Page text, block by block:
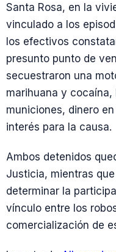
Santa Rosa, en la
vinculado a los
los efectivos
presunto punto de
secuestraron una
marihuana y
municiones, dinero
interés para la causa.
Ambos detenidos
Justicia, mientras
determinar la
vínculo entre los
comercialización de